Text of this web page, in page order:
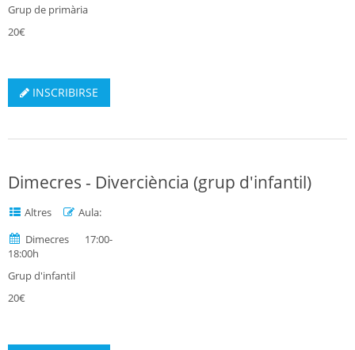
Grup de primària
20€
INSCRIBIRSE
Dimecres - Diverciència (grup d'infantil)
Altres
Aula:
Dimecres 17:00-
18:00h
Grup d'infantil
20€